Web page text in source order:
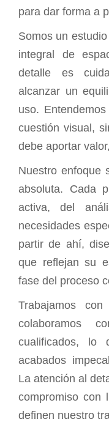
para dar forma a
Somos un
integral de
detalle es
alcanzar un
uso.
cuestión visual,
debe aportar
Nuestro enfoque
absoluta. Cada
activa, del
necesidades
partir de ahí,
que reflejan su
fase del proceso
Trabajamos
colaboramos
cualificados, lo
acabados
La atención al
compromiso con
definen nuestro